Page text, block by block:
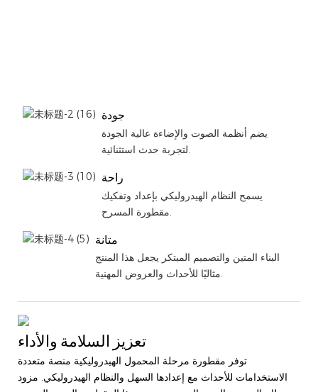
جودة
يضم أنظمة الصوت والإضاءة عالية الجودة
لتجربة حدث استثنائية.
راحة
يسمح النظام الهيدروليكي بإعداد وتفكيك
متانة
البناء المتين والتصميم المبتكر يجعل هذا المنتج
مثاليًا للأحداث والعروض المهنية.
تعزيز السلامة والأداء
توفر مقطورة مرحلة المحمول الهيدروليكية منصة متعددة
الاستخدامات للأحداث مع إعدادها السهل والنظام الهيدروليكي. مزود